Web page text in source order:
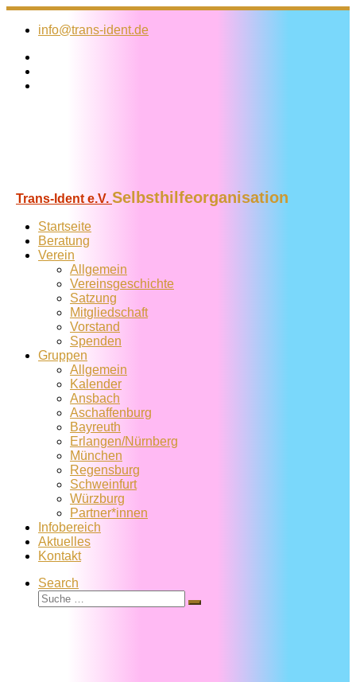
Zum
Inhalt
info@trans-ident.de
Trans-Ident e.V. Selbsthilfeorganisation
Startseite
Beratung
Verein
Allgemein
Vereins­geschichte
Satzung
Mitglied­schaft
Vorstand
Spenden
Gruppen
Allgemein
Kalender
Ansbach
Aschaffenburg
Bayreuth
Erlangen/Nürnberg
München
Regensburg
Schweinfurt
Würzburg
Partner*innen
Infobereich
Aktuelles
Kontakt
Search
Suche
Suche